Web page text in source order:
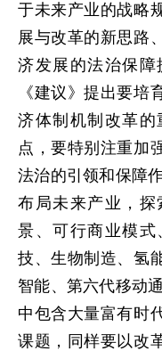
于未来产业的战略
展与改革的新思路
济发展的法治保障
《建议》提出要培
济体制机制改革的
点，要特别注重加
法治的引领和保障
布局未来产业，探
景、可行商业模
技、生物制造、氢
智能、第六代移动
中包含大量富有时
课题，同样要以改